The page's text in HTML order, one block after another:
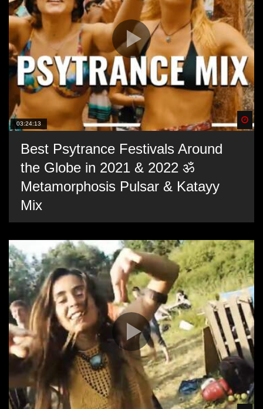
03:24:13
Best Psytrance Festivals Around
the Globe in 2021 & 2022 ॐ
Metamorphosis Pulsar & Katayy
Mix